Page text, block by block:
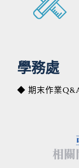
學務處
◆ 期末作業